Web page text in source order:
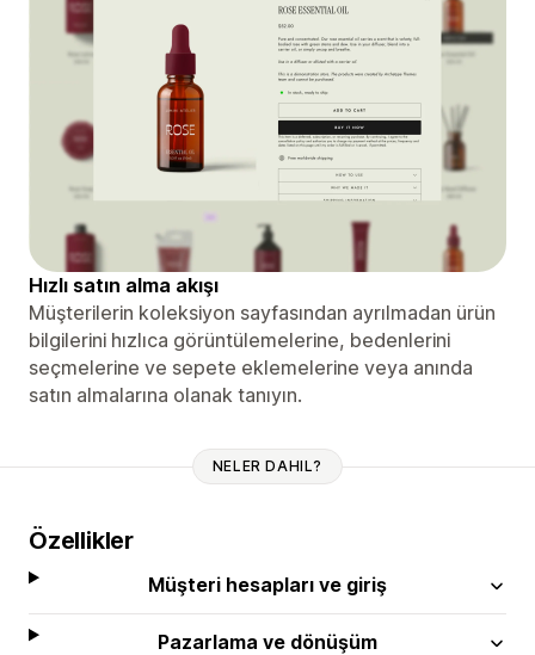
Hızlı satın alma akışı
Müşterilerin koleksiyon sayfasından ayrılmadan ürün
bilgilerini hızlıca görüntülemelerine, bedenlerini
seçmelerine ve sepete eklemelerine veya anında
satın almalarına olanak tanıyın.
NELER DAHIL?
Özellikler
Müşteri hesapları ve giriş
Pazarlama ve dönüşüm